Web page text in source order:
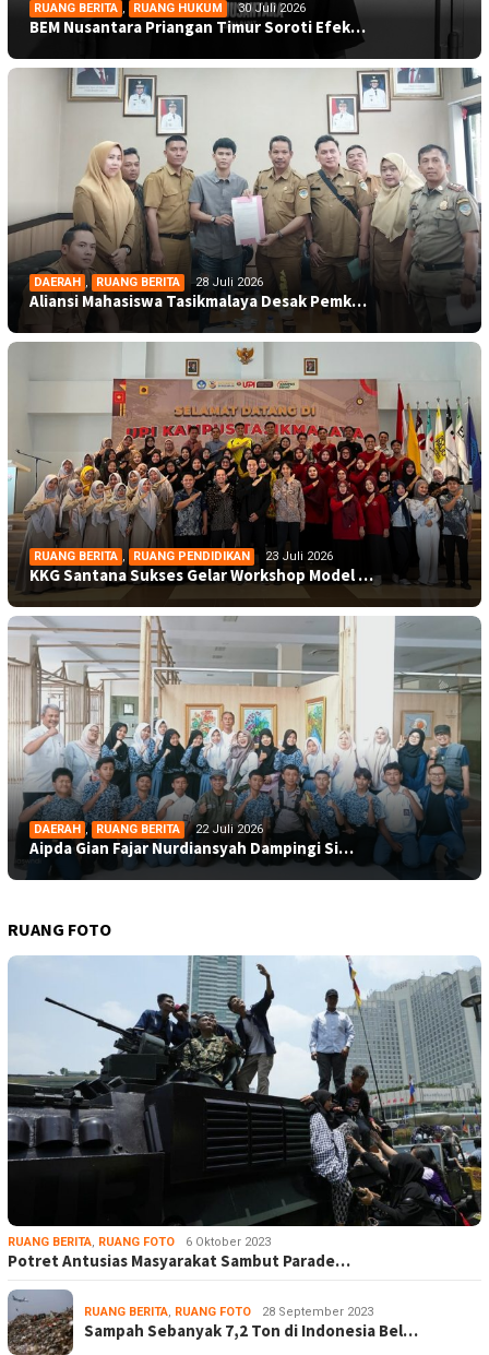
RUANG BERITA , RUANG HUKUM 30 Juli 2026
BEM Nusantara Priangan Timur Soroti Efek…
DAERAH , RUANG BERITA 28 Juli 2026
Aliansi Mahasiswa Tasikmalaya Desak Pemk…
RUANG BERITA , RUANG PENDIDIKAN 23 Juli 2026
KKG Santana Sukses Gelar Workshop Model …
DAERAH , RUANG BERITA 22 Juli 2026
Aipda Gian Fajar Nurdiansyah Dampingi Si…
RUANG FOTO
RUANG BERITA, RUANG FOTO 6 Oktober 2023
Potret Antusias Masyarakat Sambut Parade…
RUANG BERITA, RUANG FOTO 28 September 2023
Sampah Sebanyak 7,2 Ton di Indonesia Bel…